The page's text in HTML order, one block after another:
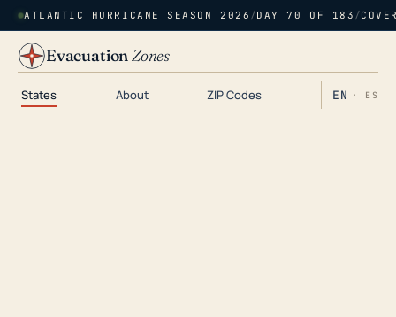
ATLANTIC HURRICANE SEASON 2026 /DAY 70 OF 183 /
EvacuationZones
States About ZIP Codes EN · ES